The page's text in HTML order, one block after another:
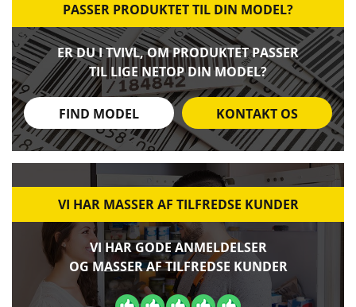
PASSER PRODUKTET TIL DIN MODEL?
ER DU I TVIVL, OM PRODUKTET PASSER
TIL LIGE NETOP DIN MODEL?
FIND MODEL KONTAKT OS
VI HAR MASSER AF TILFREDSE KUNDER
VI HAR GODE ANMELDELSER
OG MASSER AF TILFREDSE KUNDER